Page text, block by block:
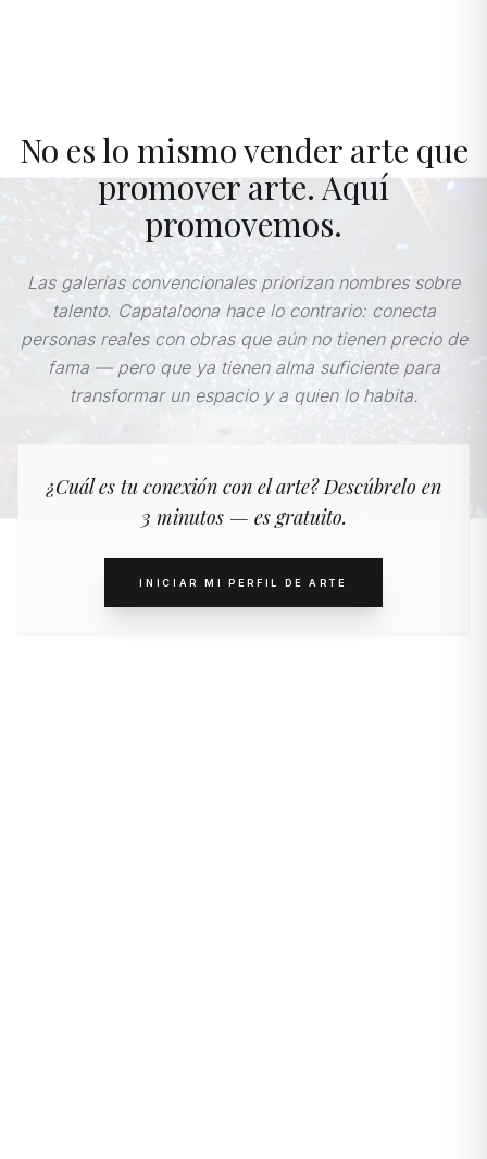
No es lo mismo vender arte que
promover arte. Aquí
promovemos.
Las galerías convencionales priorizan nombres sobre
talento. Capataloona hace lo contrario: conecta
personas reales con obras que aún no tienen precio de
fama — pero que ya tienen alma suficiente para
transformar un espacio y a quien lo habita.
¿Cuál es tu conexión con el arte? Descúbrelo en
3 minutos — es gratuito.
INICIAR MI PERFIL DE ARTE